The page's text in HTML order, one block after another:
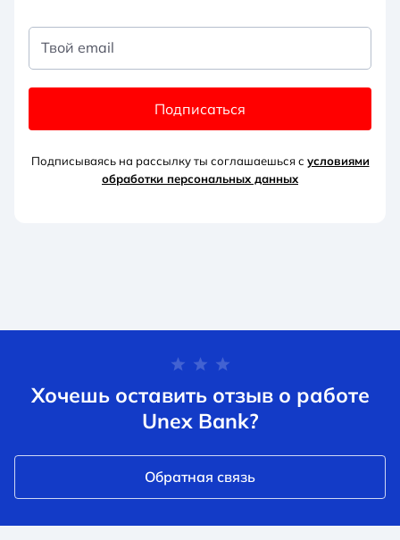
Твой email
Подписаться
Подписываясь на рассылку ты соглашаешься с условиями
обработки персональных данных
Хочешь оставить отзыв о работе
Unex Bank?
Обратная связь